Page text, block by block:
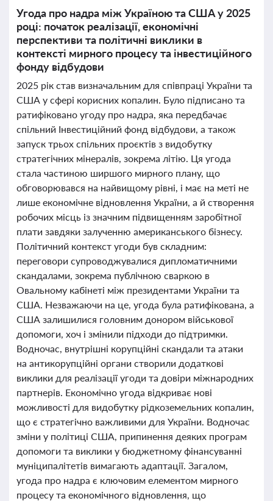
Угода про надра між Україною та США у 2025
році: початок реалізації, економічні
перспективи та політичні виклики в
контексті мирного процесу та інвестиційного
фонду відбудови
2025 рік став визначальним для співпраці України та
США у сфері корисних копалин. Було підписано та
ратифіковано угоду про надра, яка передбачає
спільний Інвестиційний фонд відбудови, а також
запуск трьох спільних проєктів з видобутку
стратегічних мінералів, зокрема літію. Ця угода
стала частиною ширшого мирного плану, що
обговорювався на найвищому рівні, і має на меті не
лише економічне відновлення України, а й створення
робочих місць із значним підвищенням заробітної
плати завдяки залученню американського бізнесу.
Політичний контекст угоди був складним:
переговори супроводжувалися дипломатичними
скандалами, зокрема публічною сваркою в
Овальному кабінеті між президентами України та
США. Незважаючи на це, угода була ратифікована, а
США залишилися головним донором військової
допомоги, хоч і змінили підходи до підтримки.
Водночас, внутрішні корупційні скандали та атаки
на антикорупційні органи створили додаткові
виклики для реалізації угоди та довіри міжнародних
партнерів. Економічно угода відкриває нові
можливості для видобутку рідкоземельних копалин,
що є стратегічно важливими для України. Водночас
зміни у політиці США, припинення деяких програм
допомоги та виклики у бюджетному фінансуванні
муніципалітетів вимагають адаптації. Загалом,
угода про надра є ключовим елементом мирного
процесу та економічного відновлення, що